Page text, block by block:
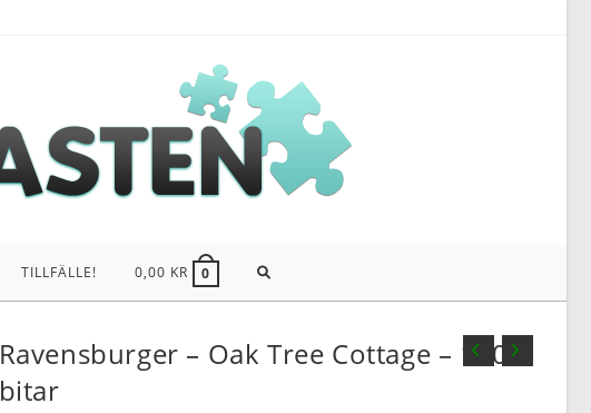
TILLFÄLLE! 0,00 KR 0 SLÅ
Ravensburger – Oak Tree Cottage – 1000
bitar